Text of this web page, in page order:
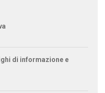
di informazione e